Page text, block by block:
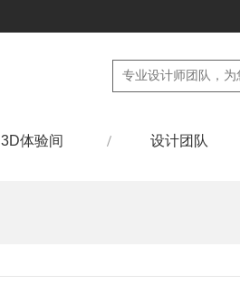
3D体验间 设计团队